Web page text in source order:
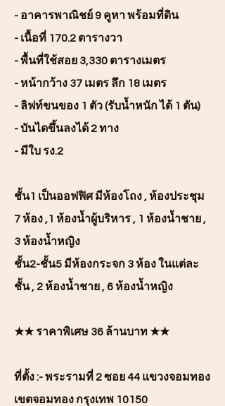
- อาคารพาณิชย์ 9 คูหา พร้อมที่ดิน
- เนื้อที่ 170.2 ตารางวา
- พื้นที่ใช้สอย 3,330 ตารางเมตร
- หน้ากว้าง 37 เมตร ลึก 18 เมตร
- ลิฟท์ขนของ 1 ตัว (รับน้ำหนัก ได้ 1 ตัน)
- บันไดขึ้นลงได้ 2 ทาง
- มีใบ รง.2
ชั้น1 เป็นออฟฟิศ มีห้องโถง , ห้องประชุม
7 ห้อง ,1 ห้องน้ำผู้บริหาร , 1 ห้องน้ำชาย ,
3 ห้องน้ำหญิง
ชั้น2-ชั้น5 มีห้องกระจก 3 ห้อง ในแต่ละ
ชั้น , 2 ห้องน้ำชาย , 6 ห้องน้ำหญิง
★★ ราคาพิเศษ 36 ล้านบาท ★★
ที่ตั้ง :- พระรามที่ 2 ซอย 44 แขวงจอมทอง
เขตจอมทอง กรุงเทพ 10150